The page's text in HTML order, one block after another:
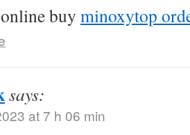
buy minoxytop
says:
at 7 h 06 min